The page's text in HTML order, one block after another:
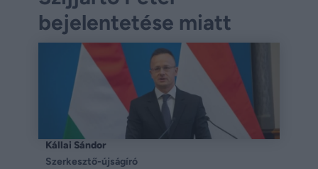
bejelentetése miatt
Kállai Sándor
Szerkesztő-újságíró